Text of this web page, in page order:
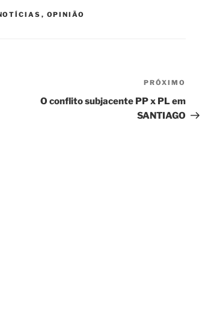
, OPINIÃO
post
PRÓXIMO
O conflito subjacente PP x PL em
SANTIAGO